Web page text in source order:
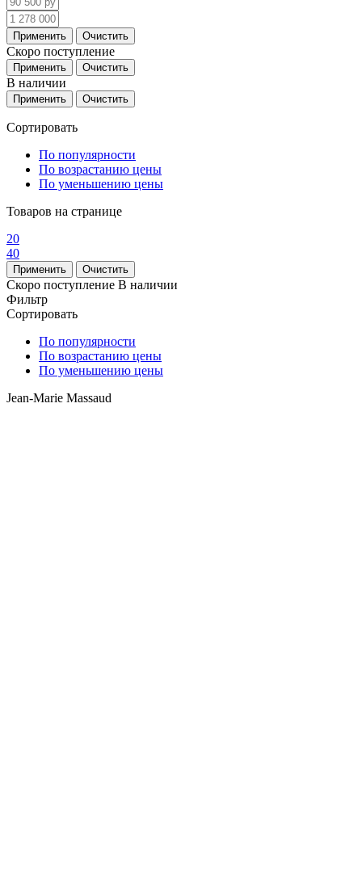
Скоро поступление
В наличии
Сортировать
По популярности
По возрастанию цены
По уменьшению цены
Товаров на странице
20
40
Скоро поступление В наличии
Фильтр
Сортировать
По популярности
По возрастанию цены
По уменьшению цены
Jean-Marie Massaud